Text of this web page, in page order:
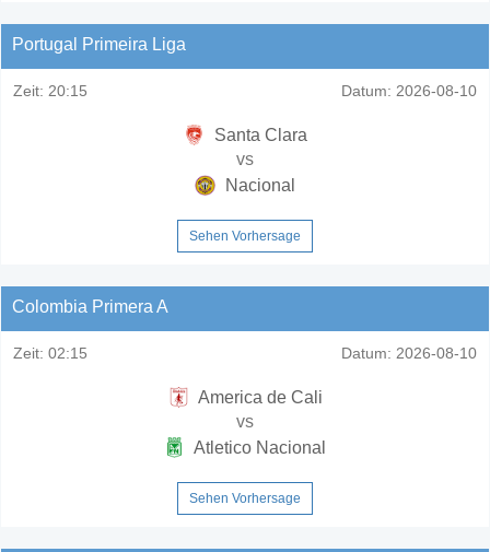
Portugal Primeira Liga
Zeit: 20:15 Datum: 2026-08-10
Santa Clara
vs
Nacional
Sehen Vorhersage
Colombia Primera A
Zeit: 02:15 Datum: 2026-08-10
America de Cali
vs
Atletico Nacional
Sehen Vorhersage